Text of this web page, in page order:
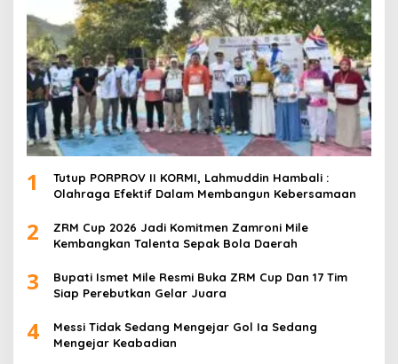
1
Tutup PORPROV II KORMI, Lahmuddin Hambali :
Olahraga Efektif Dalam Membangun Kebersamaan
2
ZRM Cup 2026 Jadi Komitmen Zamroni Mile
Kembangkan Talenta Sepak Bola Daerah
3
Bupati Ismet Mile Resmi Buka ZRM Cup Dan 17 Tim
Siap Perebutkan Gelar Juara
4
Messi Tidak Sedang Mengejar Gol Ia Sedang
Mengejar Keabadian